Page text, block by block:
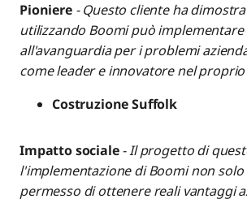
Pioniere - Questo cliente ha
utilizzando Boomi può
all'avanguardia per i problemi
come leader e innovatore nel
Costruzione Suffolk
Impatto sociale- Il progetto di
l'implementazione di Boomi non
permesso di ottenere reali vantaggi